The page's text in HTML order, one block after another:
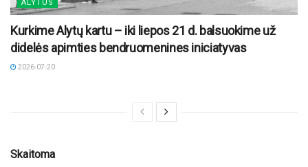
ALYTUS
Kurkime Alytų kartu – iki liepos 21 d. balsuokime už
didelės apimties bendruomenines iniciatyvas
2026-07-20
Skaitoma